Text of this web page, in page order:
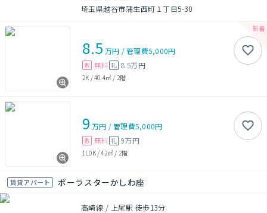
埼玉県越谷市蒲生西町１丁目5-30
8.5 万円 /管理費5,000円
敷 無料 礼 8.5万円
2K /40.4㎡ / 2階
9 万円 /管理費5,000円
敷 無料 礼 9万円
1LDK/42㎡ / 2階
賃貸アパート ポーラスターかしわ座
高崎線 / 上尾駅 徒歩13分